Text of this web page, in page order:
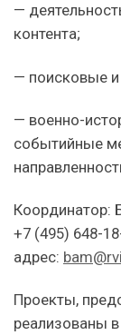
—
контента;
— поисковые и
— военно-
событийные
Координатор:
+7 (495) 648-
адрес:
Проекты,
реализованы в